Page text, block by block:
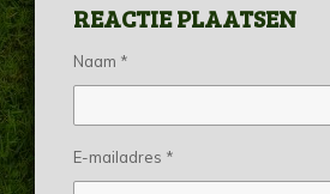
REACTIE PLAATSEN
Naam *
E-mailadres *